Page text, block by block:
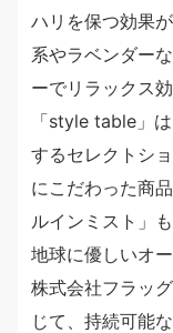
ハリを保つ効果
系やラベンダー
ーでリラックス
「style table」
するセレクトシ
にこだわった商
ルインミスト」
地球に優しいオ
株式会社フラッ
じて、持続可能